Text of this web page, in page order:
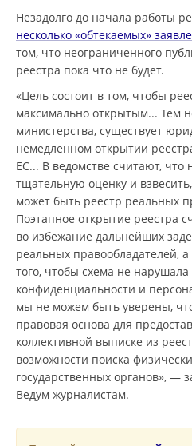
Незадолго до начала работы
несколько «обтекаемых»
том, что неограниченного
реестра пока что не будет.
«Цель состоит в том, чтобы
максимально открытым... Тем
министерства, существует
немедленном открытии
ЕС... В ведомстве считают, что
тщательную оценку и
может быть реестр реальных
Поэтапное открытие реестра
во избежание дальнейших
реальных правообладателей,
того, чтобы схема не
конфиденциальности и
мы не можем быть уверены,
правовая основа для
коллективной выписке из
возможности поиска
государственных органов», —
Ведум журналистам.